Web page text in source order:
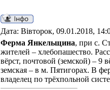
Дата: Вівторок, 09.01.2018,
Ферма Янкельщина, при с.
жителей – хлебопашество.
вёрст, почтовой (земской) – 9
земская – в м. Пятигорах. В
владелец по трёхпольной